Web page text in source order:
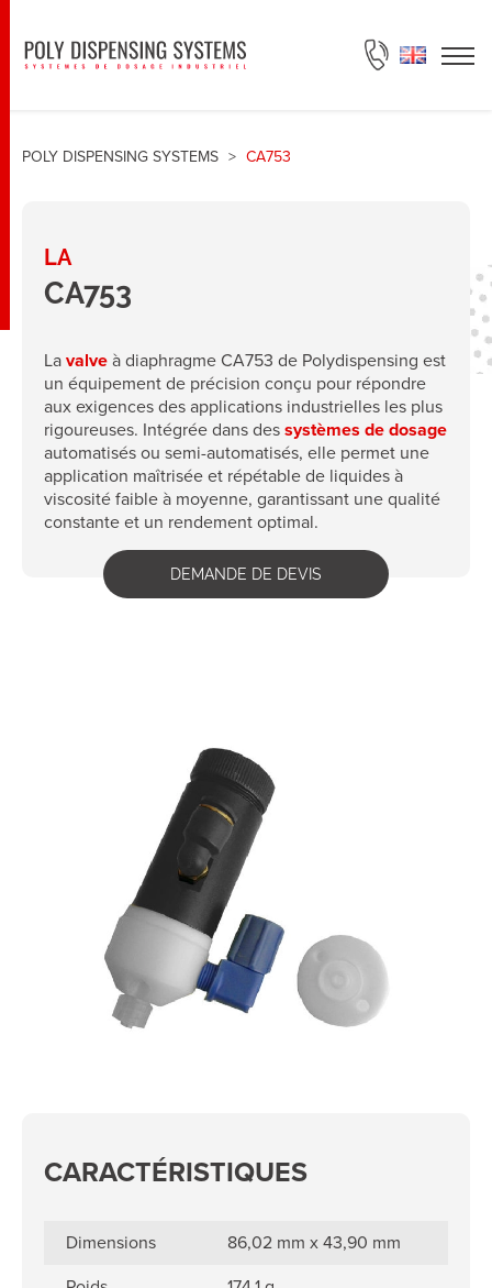
POLY DISPENSING SYSTEMS > CA753
LA
CA753
Lavalveà diaphragme CA753 de Polydispensing est
un équipement de précision conçu pour répondre
aux exigences des applications industrielles les plus
rigoureuses. Intégrée dans dessystèmes de dosage
automatisés ou semi-automatisés, elle permet une
application maîtrisée et répétable de liquides à
viscosité faible à moyenne, garantissant une qualité
constante et un rendement optimal.
DEMANDE DE DEVIS
CARACTÉRISTIQUES
Dimensions
86,02 mm x 43,90 mm